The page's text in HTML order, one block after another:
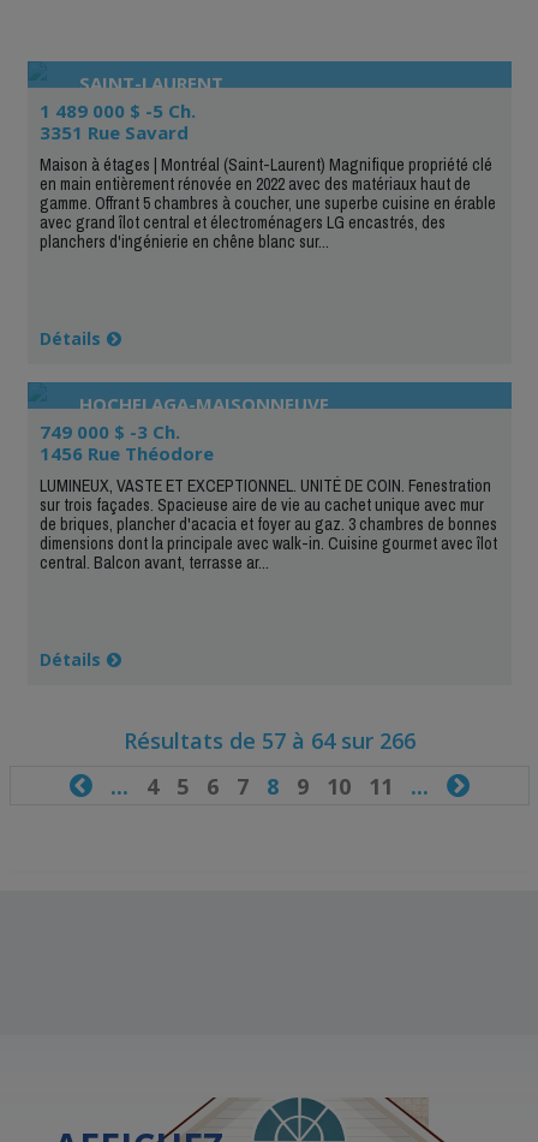
SAINT-LAURENT
1 489 000 $ -5 Ch.
3351 Rue Savard
Maison à étages | Montréal (Saint-Laurent) Magnifique propriété clé
en main entièrement rénovée en 2022 avec des matériaux haut de
gamme. Offrant 5 chambres à coucher, une superbe cuisine en érable
avec grand îlot central et électroménagers LG encastrés, des
planchers d'ingénierie en chêne blanc sur...
Détails
HOCHELAGA-MAISONNEUVE
749 000 $ -3 Ch.
1456 Rue Théodore
LUMINEUX, VASTE ET EXCEPTIONNEL. UNITÉ DE COIN. Fenestration
sur trois façades. Spacieuse aire de vie au cachet unique avec mur
de briques, plancher d'acacia et foyer au gaz. 3 chambres de bonnes
dimensions dont la principale avec walk-in. Cuisine gourmet avec îlot
central. Balcon avant, terrasse ar...
Détails
Résultats de 57 à 64 sur 266
... 4 5 6 78 9 10 11 ... 